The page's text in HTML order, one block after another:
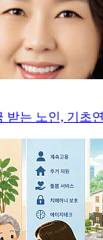
받는 노인, 기초